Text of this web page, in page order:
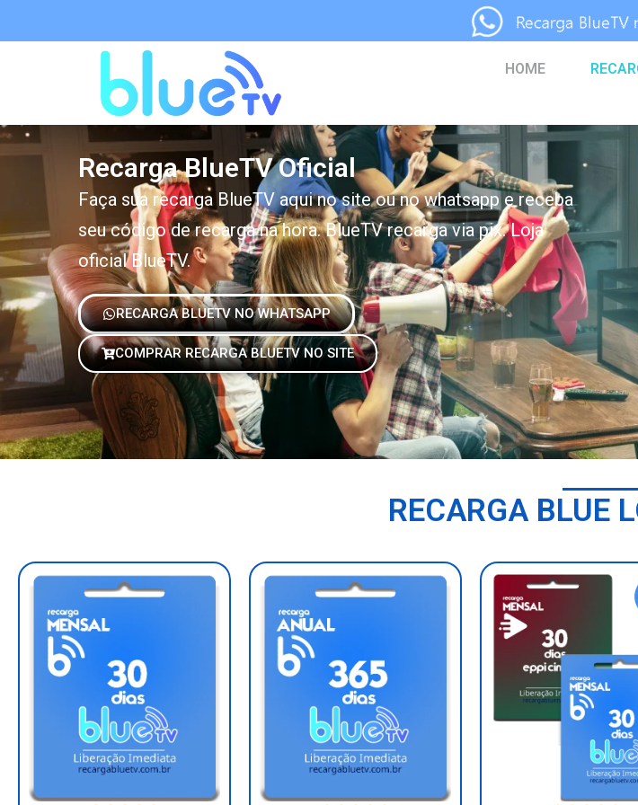
HOME
Recarga BlueTV Oficial
Faça sua recarga BlueTV aqui no site ou no whatsapp e receba
seu código de recarga na hora. BlueTV recarga via pix. Loja
oficial BlueTV.
RECARGA BLUETV NO WHATSAPP
COMPRAR RECARGA BLUETV NO SITE
RECARGA BLUE